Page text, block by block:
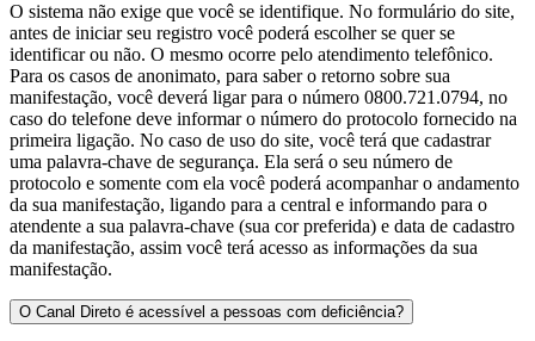
O sistema não exige que você se identifique. No formulário do site,
antes de iniciar seu registro você poderá escolher se quer se
identificar ou não. O mesmo ocorre pelo atendimento telefônico.
Para os casos de anonimato, para saber o retorno sobre sua
manifestação, você deverá ligar para o número 0800.721.0794, no
caso do telefone deve informar o número do protocolo fornecido na
primeira ligação. No caso de uso do site, você terá que cadastrar
uma palavra-chave de segurança. Ela será o seu número de
protocolo e somente com ela você poderá acompanhar o andamento
da sua manifestação, ligando para a central e informando para o
atendente a sua palavra-chave (sua cor preferida) e data de cadastro
da manifestação, assim você terá acesso as informações da sua
manifestação.
O Canal Direto é acessível a pessoas com deficiência?